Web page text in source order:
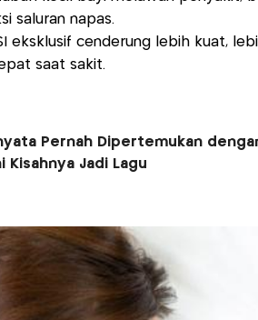
saluran napas.
eksklusif cenderung lebih kuat,
saat sakit.
Pernah Dipertemukan
Kisahnya Jadi Lagu